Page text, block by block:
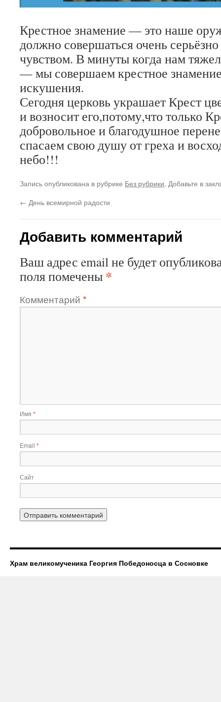
Крестное знамение — это наше
должно совершаться очень
чувством. В минуты когда нам
— мы совершаем крестное
Сегодня церковь украшает Крест
и возносит его,потому,что только
добровольное и благодушное
спасаем свою душу от греха и
небо!!!
Запись опубликована в рубрике Без рубрики. Добавьте в
← День всемирной радости
Добавить комментарий
Ваш адрес email не будет
поля помечены *
Комментарий *
Имя *
Email *
Сайт
Храм великомученика Георгия Победоносца в Сосновке